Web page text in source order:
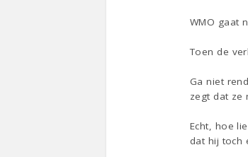
WMO gaat
Toen de
Ga niet
zegt dat ze
Echt, hoe
dat hij toch